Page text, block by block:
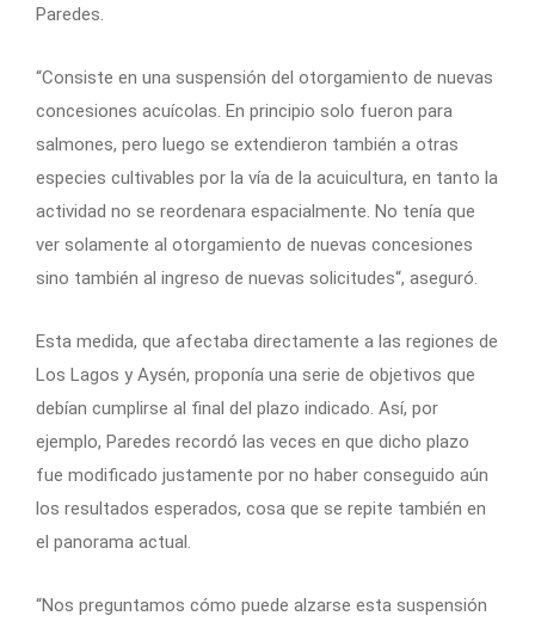
Paredes.
“Consiste en una suspensión del otorgamiento de nuevas
concesiones acuícolas. En principio solo fueron para
salmones, pero luego se extendieron también a otras
especies cultivables por la vía de la acuicultura, en tanto la
actividad no se reordenara espacialmente. No tenía que
ver solamente al otorgamiento de nuevas concesiones
sino también al ingreso de nuevas solicitudes“, aseguró.
Esta medida, que afectaba directamente a las regiones de
Los Lagos y Aysén, proponía una serie de objetivos que
debían cumplirse al final del plazo indicado. Así, por
ejemplo, Paredes recordó las veces en que dicho plazo
fue modificado justamente por no haber conseguido aún
los resultados esperados, cosa que se repite también en
el panorama actual.
“Nos preguntamos cómo puede alzarse esta suspensión